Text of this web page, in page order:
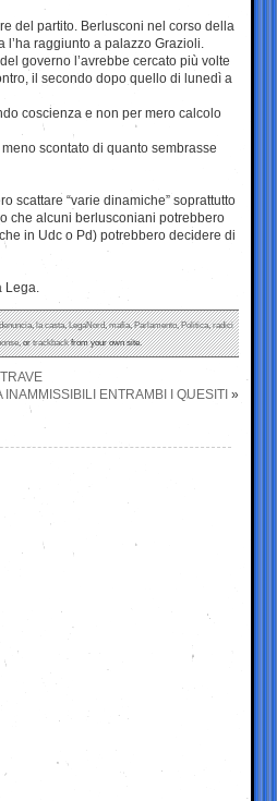
del partito. Berlusconi nel corso della
l’ha raggiunto a palazzo Grazioli.
governo l’avrebbe cercato più volte
il secondo dopo quello di lunedì a
coscienza e non per mero calcolo
scontato di quanto sembrasse
scattare “varie dinamiche” soprattutto
che alcuni berlusconiani potrebbero
in Udc o Pd) potrebbero decidere di
Lega.
denuncia,la casta,LegaNord,mafia,Parlamento,Politica,radici
, ortrackbackfrom your own site.
ENTRAMBI I QUESITI »